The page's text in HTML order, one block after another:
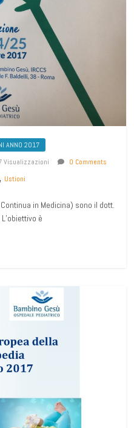
ANNO 2017
Visualizzazioni
0 Comments
, Ustioni
in Medicina) sono il dott.
è